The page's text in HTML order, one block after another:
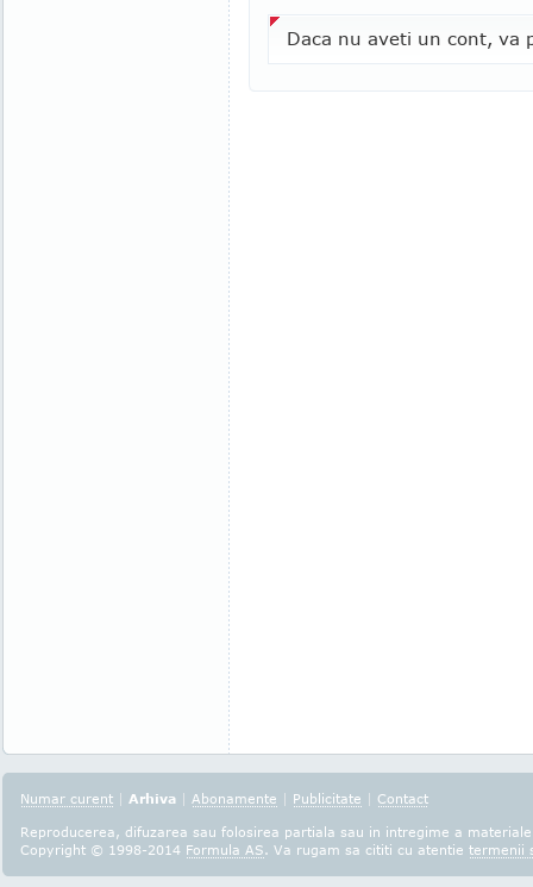
Daca nu aveti un cont, va
Numar curent | Arhiva | Abonamente | Publicitate | Contact
Reproducerea, difuzarea sau folosirea partiala sau in intregime a
Copyright © 1998-2014 Formula AS. Va rugam sa cititi cu atentie termenii